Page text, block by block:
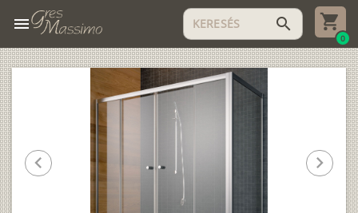
menu search
0
chevron_left chevron_right